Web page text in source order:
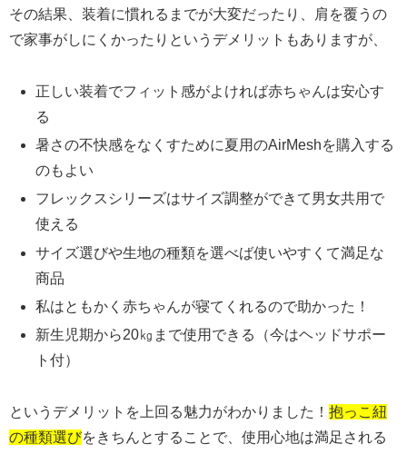
その結果、装着に慣れるまでが大変だったり、肩を覆うの
で家事がしにくかったりというデメリットもありますが、
正しい装着でフィット感がよければ赤ちゃんは安心す
る
暑さの不快感をなくすために夏用のAirMeshを購入する
のもよい
フレックスシリーズはサイズ調整ができて男女共用で
使える
サイズ選びや生地の種類を選べば使いやすくて満足な
商品
私はともかく赤ちゃんが寝てくれるので助かった！
新生児期から20㎏まで使用できる（今はヘッドサポー
ト付）
というデメリットを上回る魅力がわかりました！ 抱っこ紐
の種類選びをきちんとすることで、使用心地は満足される